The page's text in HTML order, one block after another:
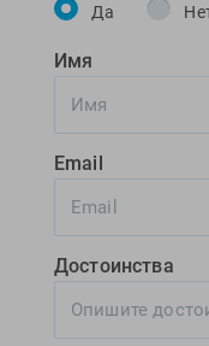
Да
Имя
Email
Достоинства